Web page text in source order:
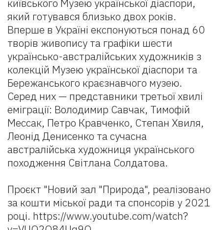
київського Музею української діаспори,
який готувався близько двох років.
Вперше в Україні експонуються понад 60
творів живопису та графіки шести
українсько-австралійських художників з
колекцій Музею української діаспори та
Бережанського краєзнавчого музею.
Cеред них — представники третьої хвилі
еміграції: Володимир Савчак, Тимофій
Мессак, Петро Кравченко, Степан Хвиля,
Леонід Денисенко та сучасна
австралійська художниця українського
походження Світлана Солдатова.
Проєкт "Новий зал "Природа", реалізовано
за кошти міської ради та спонсорів у 2021
році. https://www.youtube.com/watch?